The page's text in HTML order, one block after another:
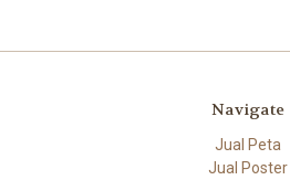
Navigate
Jual Peta
Jual Poster